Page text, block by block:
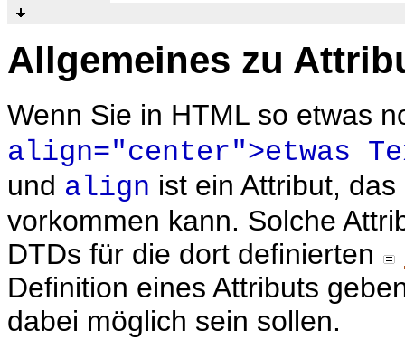
Allgemeines zu
Wenn Sie in HTML so etwas
align="center">etwas
und align ist ein Attribut,
vorkommen kann. Solche
DTDs für die dort definierten
Definition eines Attributs
dabei möglich sein sollen.